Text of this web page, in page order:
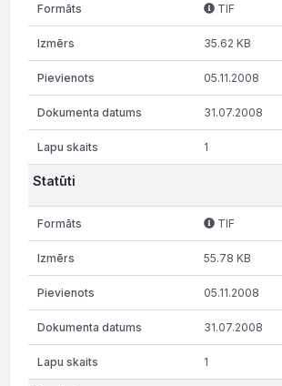
TIF
35.62 KB
05.11.2008
31.07.2008
1
Statūti
TIF
55.78 KB
05.11.2008
31.07.2008
1